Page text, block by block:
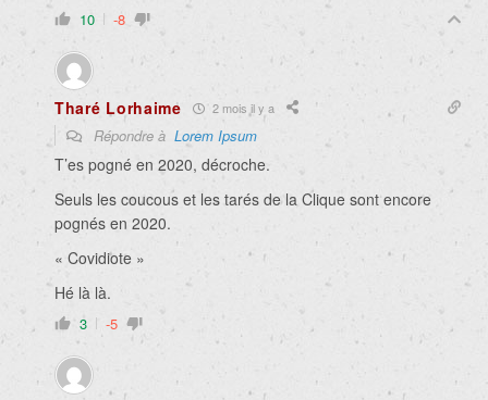
10 -8
Tharé Lorhaime 2 mois il y a
Répondre à Lorem Ipsum
T’es pogné en 2020, décroche.
Seuls les coucous et les tarés de la Clique sont encore
pognés en 2020.
« Covidiote »
Hé là là.
3 -5